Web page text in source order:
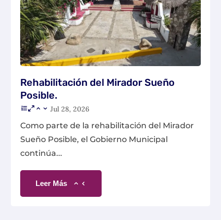
Rehabilitación del Mirador Sueño
Posible.
Jul 28, 2026
Como parte de la rehabilitación del Mirador
Sueño Posible, el Gobierno Municipal
continúa...
Leer Más